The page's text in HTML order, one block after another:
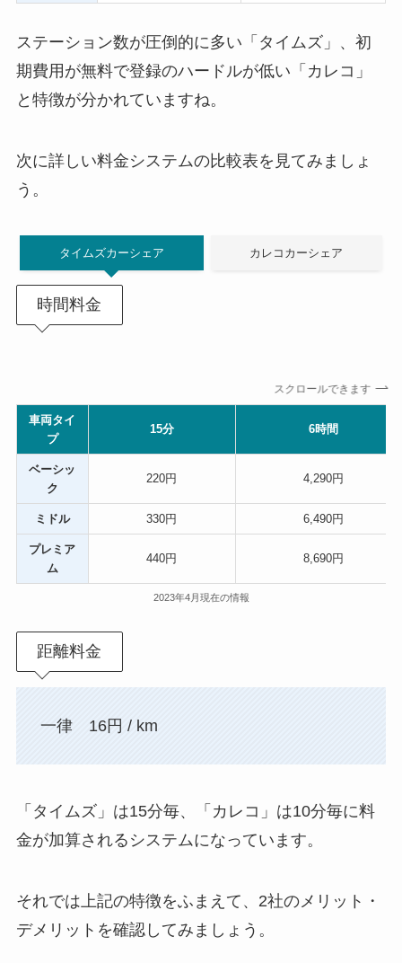
ステーション数が圧倒的に多い「タイムズ」、初
期費用が無料で登録のハードルが低い「カレコ」
と特徴が分かれていますね。
次に詳しい料金システムの比較表を見てみましょ
う。
タイムズカーシェア カレコカーシェア
時間料金
スクロールできます
車両タイ
プ
15分 6時間
ベーシッ
ク
220円 4,290円
ミドル 330円 6,490円
プレミア
ム
440円 8,690円
2023年4月現在の情報
距離料金
一律 16円 / km
「タイムズ」は15分毎、「カレコ」は10分毎に料
金が加算されるシステムになっています。
それでは上記の特徴をふまえて、2社のメリット・
デメリットを確認してみましょう。